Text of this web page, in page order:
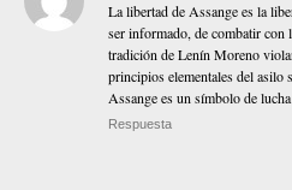
La libertad de Assange es la
ser informado, de combatir con
tradición de Lenín Moreno
principios elementales del asilo
Assange es un símbolo de
Respuesta